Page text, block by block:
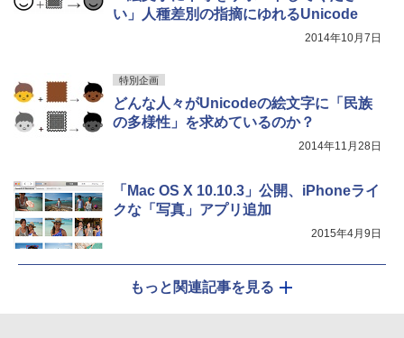
い」人種差別の指摘にゆれるUnicode
2014年10月7日
特別企画
どんな人々がUnicodeの絵文字に「民族
の多様性」を求めているのか？
2014年11月28日
「Mac OS X 10.10.3」公開、iPhoneライ
クな「写真」アプリ追加
2015年4月9日
もっと関連記事を見る